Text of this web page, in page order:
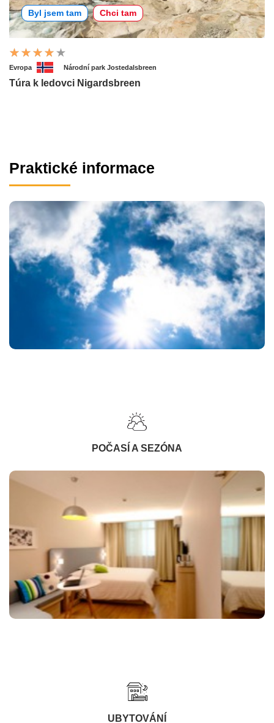
Byl jsem tam Chci tam
Evropa Národní park Jostedalsbreen
Túra k ledovci Nigardsbreen
Praktické informace
POČASÍ A SEZÓNA
UBYTOVÁNÍ